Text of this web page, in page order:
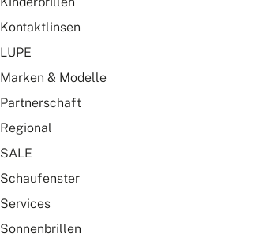
Kontaktlinsen
LUPE
Marken & Modelle
Partnerschaft
Regional
SALE
Schaufenster
Services
Sonnenbrillen